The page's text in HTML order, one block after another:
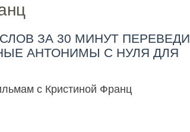
ЗА 30 МИНУТ ПЕРЕВЕДИ
АНТОНИМЫ С НУЛЯ ДЛЯ
с Кристиной Франц